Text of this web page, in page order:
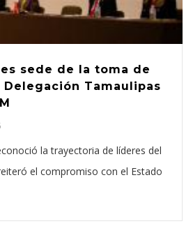
es sede de la toma de
Tamaulipas
la trayectoria de líderes del
el compromiso con el Estado